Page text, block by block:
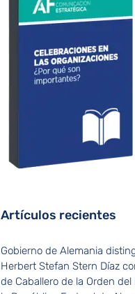
Artículos recientes
Gobierno de Alemania
Herbert Stefan Stern Díaz
de Caballero de la Orden del